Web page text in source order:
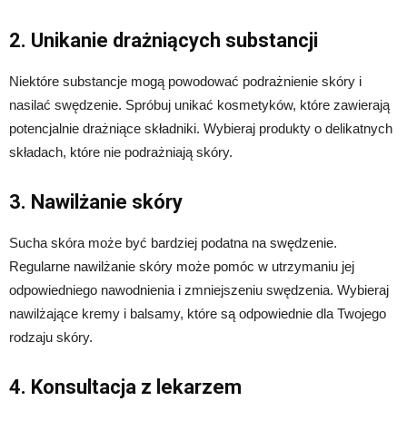
2. Unikanie drażniących substancji
Niektóre substancje mogą powodować podrażnienie skóry i
nasilać swędzenie. Spróbuj unikać kosmetyków, które zawierają
potencjalnie drażniące składniki. Wybieraj produkty o delikatnych
składach, które nie podrażniają skóry.
3. Nawilżanie skóry
Sucha skóra może być bardziej podatna na swędzenie.
Regularne nawilżanie skóry może pomóc w utrzymaniu jej
odpowiedniego nawodnienia i zmniejszeniu swędzenia. Wybieraj
nawilżające kremy i balsamy, które są odpowiednie dla Twojego
rodzaju skóry.
4. Konsultacja z lekarzem